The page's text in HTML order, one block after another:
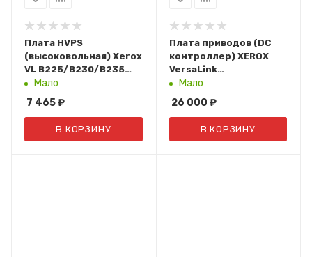
Плата HVPS
(высоковольная) Xerox
VL B225/B230/B235
112N00262
Мало
7 465₽
В КОРЗИНУ
Плата приводов (DC
контроллер) XEROX
VersaLink
C7120/C7125/C7130
Мало
26 000 ₽
В КОРЗИНУ